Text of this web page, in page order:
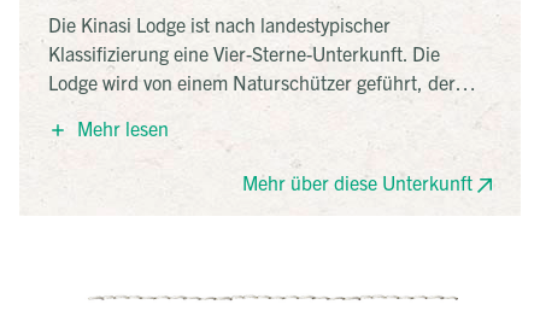
Die Kinasi Lodge ist nach landestypischer
Klassifizierung eine Vier-Sterne-Unterkunft. Die
Lodge wird von einem Naturschützer geführt, der
großen Wert auf Nachhaltigkeit legt. Sie befindet sich
direkt am Strand auf einem Hügel. Der Wind weht
kühl durch die kleinen Hütten, in denen man wohnt.
Die Zimmer sind groß, nicht topmodern, doch sehr
Mehr lesen
Mehr über diese Unterkunft